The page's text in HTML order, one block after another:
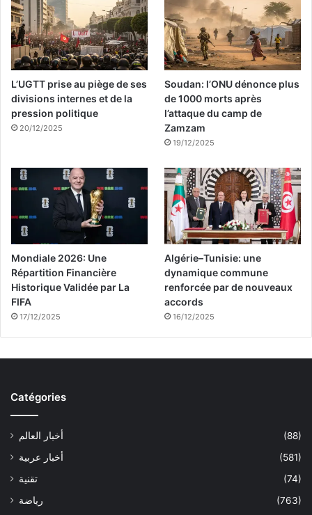
L’UGTT prise au piège de ses
divisions internes et de la
pression politique
20/12/2025
Soudan: l’ONU dénonce plus
de 1000 morts après
l’attaque du camp de
Zamzam
19/12/2025
Mondiale 2026: Une
Répartition Financière
Historique Validée par La
FIFA
17/12/2025
Algérie–Tunisie: une
dynamique commune
renforcée par de nouveaux
accords
16/12/2025
Catégories
أخبار العالم
(88)
أخبار عربية
(581)
تقنية
(74)
رياضة
(763)